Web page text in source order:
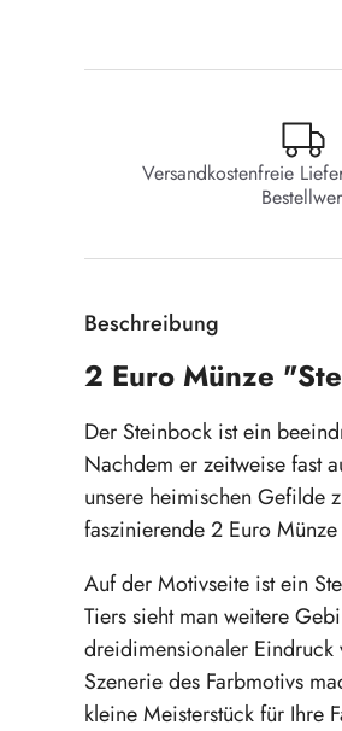
Versandkostenfreie
Beschreibung
2 Euro Münze
Der Steinbock ist ein
Nachdem er zeitweise fast
unsere heimischen Gefilde
faszinierende 2 Euro
Auf der Motivseite ist ein
Tiers sieht man weitere
dreidimensionaler Eindruck
Szenerie des Farbmotivs
kleine Meisterstück für Ihre